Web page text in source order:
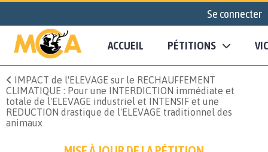
Se connecter
ACCUEIL PÉTITIONS
IMPACT de l'ELEVAGE sur le RECHAUFFEMENT
CLIMATIQUE : Pour une INTERDICTION immédiate et
totale de l'ELEVAGE industriel et INTENSIF et une
REDUCTION drastique de l'ELEVAGE traditionnel des
animaux